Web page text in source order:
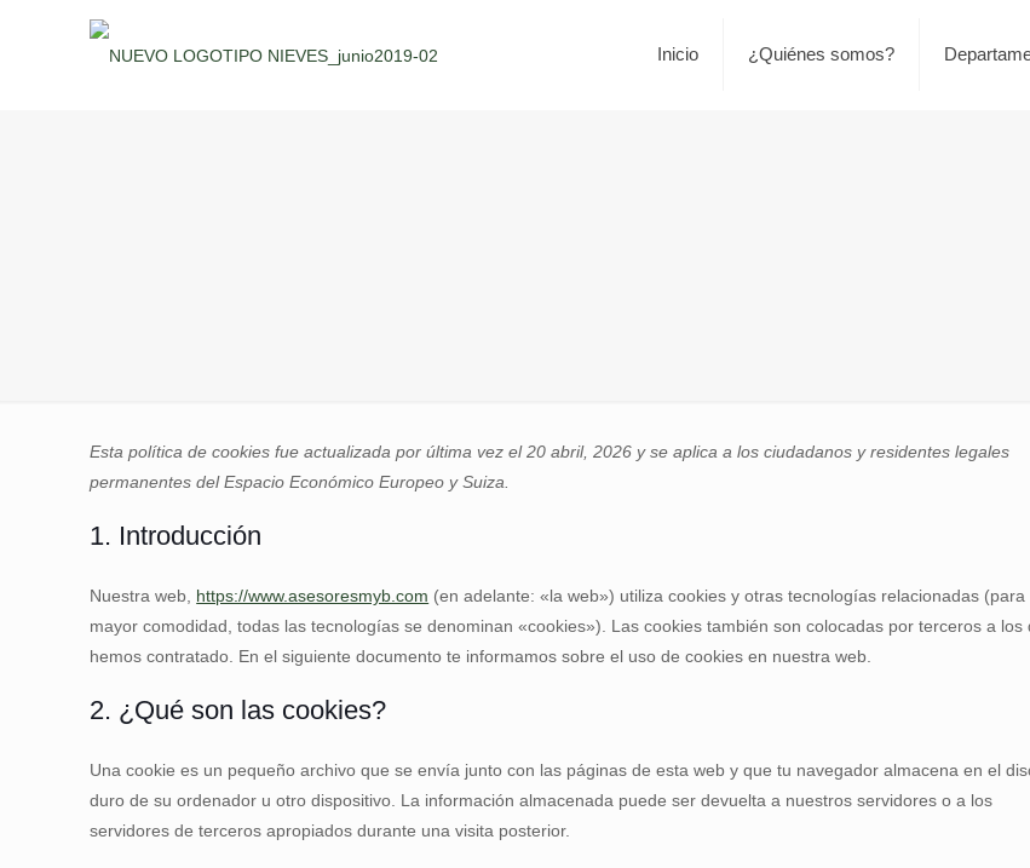
Inicio ¿Quiénes somos?
Esta política de cookies fue actualizada por última vez el 20 abril, 2026 y se aplica a los ciudadanos y residentes legales
permanentes del Espacio Económico Europeo y Suiza.
1. Introducción
Nuestra web, https://www.asesoresmyb.com (en adelante: «la web») utiliza cookies y otras tecnologías relacionadas (para
mayor comodidad, todas las tecnologías se denominan «cookies»). Las cookies también son colocadas por terceros a los
hemos contratado. En el siguiente documento te informamos sobre el uso de cookies en nuestra web.
2. ¿Qué son las cookies?
Una cookie es un pequeño archivo que se envía junto con las páginas de esta web y que tu navegador almacena en el
duro de su ordenador u otro dispositivo. La información almacenada puede ser devuelta a nuestros servidores o a los
servidores de terceros apropiados durante una visita posterior.